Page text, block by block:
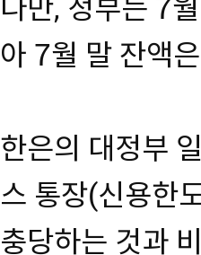
다만, 정부는 7
아 7월 말 잔액
한은의 대정부
스 통장(신용한
충당하는 것과